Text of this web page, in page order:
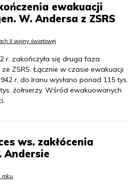
ewakuacji
W. Andersa z ZSRS
II wojny światowej
r. zakończyła się druga faza
ZSRS. Łącznie w czasie ewakuacji
r. do Iranu wysłano ponad 115 tys.
żołnierzy. Wśród ewakuowanych
ws. zakłócenia
Andersie
roku